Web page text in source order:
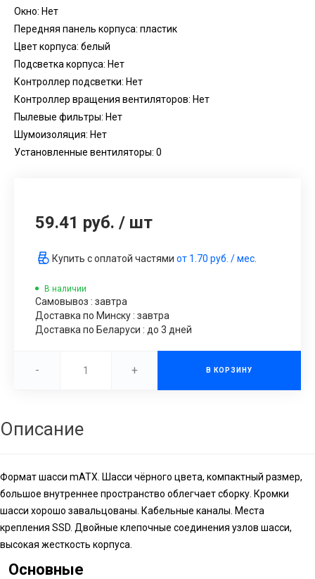
Окно: Нет
Передняя панель корпуса: пластик
Цвет корпуса: белый
Подсветка корпуса: Нет
Контроллер подсветки: Нет
Контроллер вращения вентиляторов: Нет
Пылевые фильтры: Нет
Шумоизоляция: Нет
Установленные вентиляторы: 0
59.41 руб. / шт
Купить с оплатой частями от 1.70 руб. / мес.
В наличии
Самовывоз : завтра
Доставка по Минску : завтра
Доставка по Беларуси : до 3 дней
- + В КОРЗИНУ
Описание
Формат шасси mATX. Шасси чёрного цвета, компактный размер,
большое внутреннее пространство облегчает сборку. Кромки
шасси хорошо завальцованы. Кабельные каналы. Места
крепления SSD. Двойные клепочные соединения узлов шасси,
высокая жесткость корпуса.
Основные